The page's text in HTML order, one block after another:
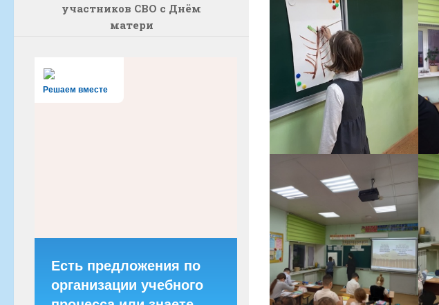
участников СВО с Днём
матери
Решаем вместе
Есть предложения по
организации учебного